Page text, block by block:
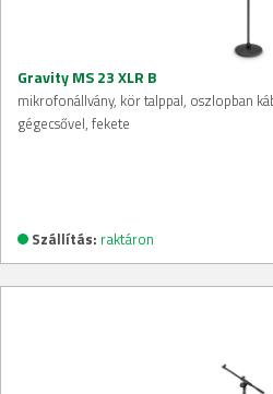
Gravity MS 23 XLR B
mikrofonállvány, kör talppal, oszlopban
gégecsővel, fekete
Szállítás: raktáron